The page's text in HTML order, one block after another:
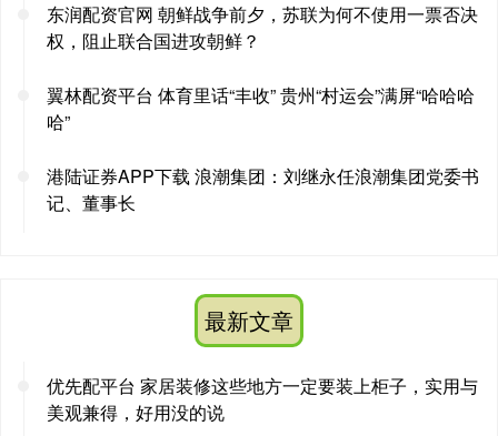
东润配资官网 朝鲜战争前夕，苏联为何不使用一票否决
权，阻止联合国进攻朝鲜？
翼林配资平台 体育里话“丰收” 贵州“村运会”满屏“哈哈哈
哈”
港陆证券APP下载 浪潮集团：刘继永任浪潮集团党委书
记、董事长
最新文章
优先配平台 家居装修这些地方一定要装上柜子，实用与
美观兼得，好用没的说